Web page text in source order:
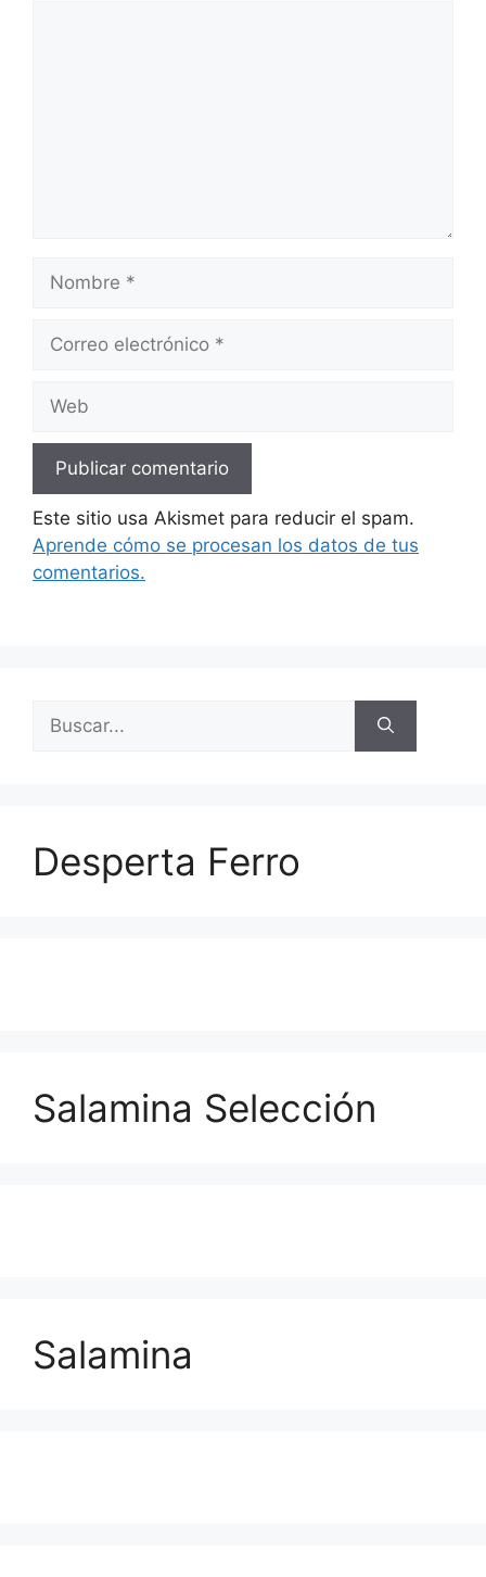
electrónico
Este sitio usa Akismet para reducir el spam.
Aprende cómo se procesan los datos de tus
comentarios.
Buscar:
Desperta Ferro
Salamina Selección
Salamina